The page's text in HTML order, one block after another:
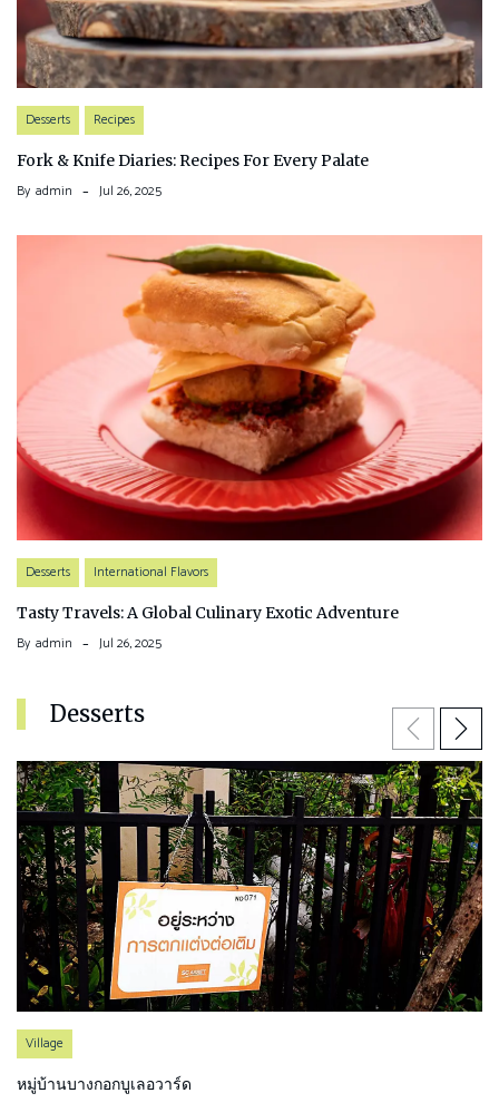
Desserts Recipes
Fork & Knife Diaries: Recipes For Every Palate
By admin Jul 26, 2025
Desserts International Flavors
Tasty Travels: A Global Culinary Exotic Adventure
By admin Jul 26, 2025
Desserts PreviousNext
Village
หมู่บ้านบางกอกบูเลอวาร์ด